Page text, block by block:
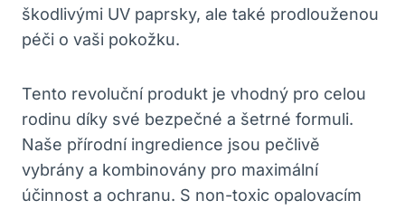
škodlivými UV paprsky, ale také prodlouženou
péči o vaši pokožku.
Tento revoluční produkt je vhodný pro celou
rodinu díky své bezpečné a šetrné formuli.
Naše přírodní ingredience jsou pečlivě
vybrány a kombinovány pro maximální
účinnost a ochranu. S non-toxic opalovacím